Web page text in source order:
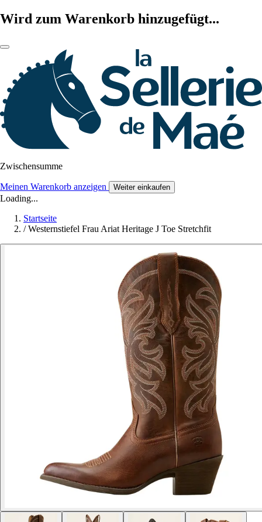
Wird zum Warenkorb hinzugefügt...
Zwischensumme
Meinen Warenkorb anzeigen Weiter einkaufen
Loading...
Startseite
/ Westernstiefel Frau Ariat Heritage J Toe Stretchfit